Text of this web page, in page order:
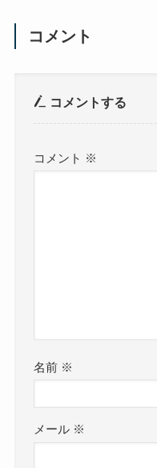
コメント
コメントする
コメント ※
名前 ※
メール ※